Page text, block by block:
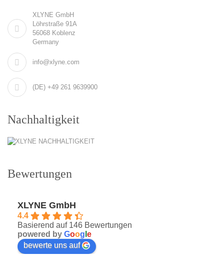
XLYNE GmbH
Löhrstraße 91A
56068 Koblenz
Germany
info@xlyne.com
(DE) +49 261 9639900
Nachhaltigkeit
Bewertungen
XLYNE GmbH
4.4
Basierend auf 146 Bewertungen
powered by Goog e
bewerte uns auf